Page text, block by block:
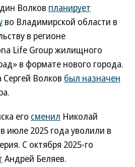
Волков планирует
во Владимирской области в
в регионе
Life Group жилищного
в формате нового города.
Сергей Волков был назначен
его сменил Николай
июле 2025 года уволили в
С октября 2025-го
Андрей Беляев.